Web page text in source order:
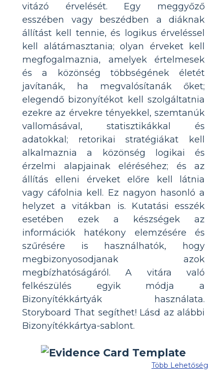
vitázó érvelését. Egy meggyőző
esszében vagy beszédben a diáknak
állítást kell tennie, és logikus érveléssel
kell alátámasztania; olyan érveket kell
megfogalmaznia, amelyek értelmesek
és a közönség többségének életét
javítanák, ha megvalósítanák őket;
elegendő bizonyítékot kell szolgáltatnia
ezekre az érvekre tényekkel, szemtanúk
vallomásával, statisztikákkal és
adatokkal; retorikai stratégiákat kell
alkalmaznia a közönség logikai és
érzelmi alapjainak eléréséhez; és az
állítás elleni érveket előre kell látnia
vagy cáfolnia kell. Ez nagyon hasonló a
helyzet a vitákban is. Kutatási esszék
esetében ezek a készségek az
információk hatékony elemzésére és
szűrésére is használhatók, hogy
megbizonyosodjanak azok
megbízhatóságáról. A vitára való
felkészülés egyik módja a
Bizonyítékkártyák használata.
Storyboard That segíthet! Lásd az alábbi
Bizonyítékkártya-sablont.
Több Lehetőség